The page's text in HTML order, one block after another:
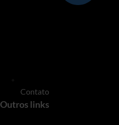
Contato
Outros links